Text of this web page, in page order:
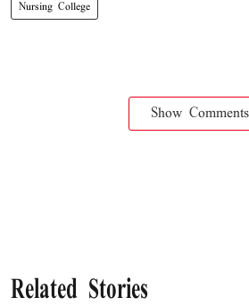
Nursing College
Show Comments
Related Stories